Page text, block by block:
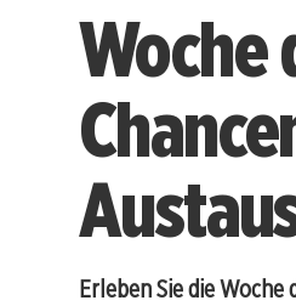
Woche
Erleben Sie die